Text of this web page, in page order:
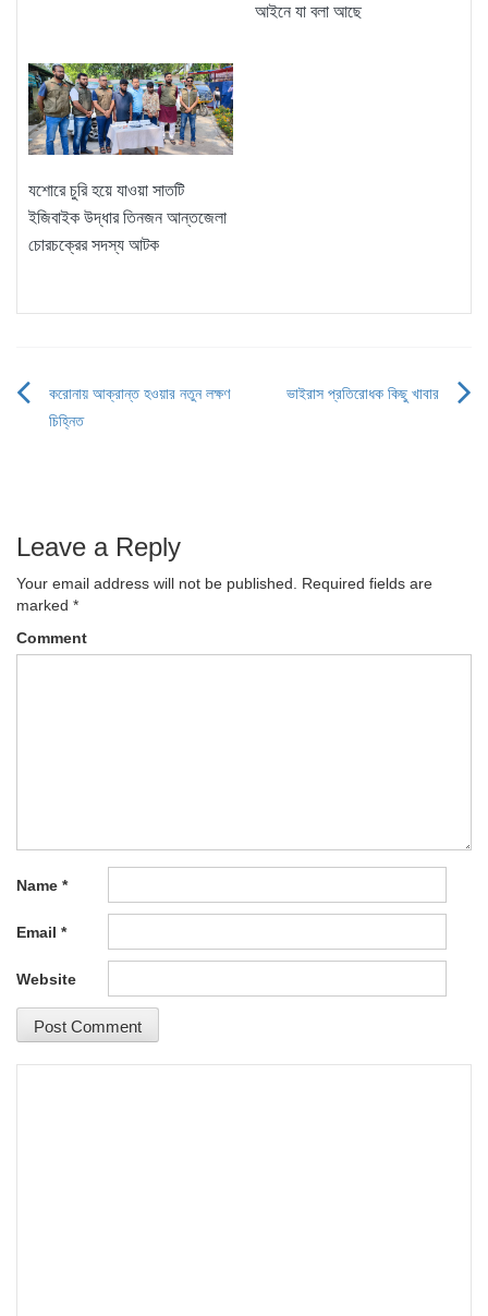
আইনে যা বলা আছে
যশোরে চুরি হয়ে যাওয়া সাতটি
ইজিবাইক উদ্ধার তিনজন আন্তজেলা
চোরচক্রের সদস্য আটক
Post
করোনায় আক্রান্ত হওয়ার নতুন লক্ষণ
চিহ্নিত
ভাইরাস প্রতিরোধক কিছু খাবার
Leave a Reply
Your email address will not be published. Required fields are
marked *
Comment
Name *
Email *
Website